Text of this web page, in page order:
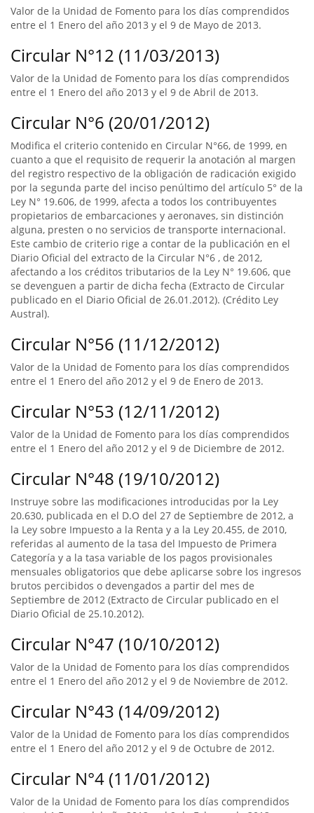
Valor de la Unidad de Fomento para los días comprendidos
entre el 1 Enero del año 2013 y el 9 de Mayo de 2013.
Circular N°12 (11/03/2013)
Valor de la Unidad de Fomento para los días comprendidos
entre el 1 Enero del año 2013 y el 9 de Abril de 2013.
Circular N°6 (20/01/2012)
Modifica el criterio contenido en Circular N°66, de 1999, en
cuanto a que el requisito de requerir la anotación al margen
del registro respectivo de la obligación de radicación exigido
por la segunda parte del inciso penúltimo del artículo 5° de la
Ley N° 19.606, de 1999, afecta a todos los contribuyentes
propietarios de embarcaciones y aeronaves, sin distinción
alguna, presten o no servicios de transporte internacional.
Este cambio de criterio rige a contar de la publicación en el
Diario Oficial del extracto de la Circular N°6 , de 2012,
afectando a los créditos tributarios de la Ley N° 19.606, que
se devenguen a partir de dicha fecha (Extracto de Circular
publicado en el Diario Oficial de 26.01.2012). (Crédito Ley
Austral).
Circular N°56 (11/12/2012)
Valor de la Unidad de Fomento para los días comprendidos
entre el 1 Enero del año 2012 y el 9 de Enero de 2013.
Circular N°53 (12/11/2012)
Valor de la Unidad de Fomento para los días comprendidos
entre el 1 Enero del año 2012 y el 9 de Diciembre de 2012.
Circular N°48 (19/10/2012)
Instruye sobre las modificaciones introducidas por la Ley
20.630, publicada en el D.O del 27 de Septiembre de 2012, a
la Ley sobre Impuesto a la Renta y a la Ley 20.455, de 2010,
referidas al aumento de la tasa del Impuesto de Primera
Categoría y a la tasa variable de los pagos provisionales
mensuales obligatorios que debe aplicarse sobre los ingresos
brutos percibidos o devengados a partir del mes de
Septiembre de 2012 (Extracto de Circular publicado en el
Diario Oficial de 25.10.2012).
Circular N°47 (10/10/2012)
Valor de la Unidad de Fomento para los días comprendidos
entre el 1 Enero del año 2012 y el 9 de Noviembre de 2012.
Circular N°43 (14/09/2012)
Valor de la Unidad de Fomento para los días comprendidos
entre el 1 Enero del año 2012 y el 9 de Octubre de 2012.
Circular N°4 (11/01/2012)
Valor de la Unidad de Fomento para los días comprendidos